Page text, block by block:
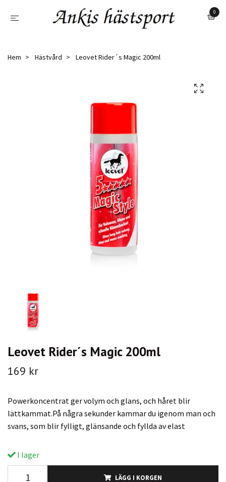
0
Hem Hästvård Leovet Rider´s Magic 200ml
Leovet Rider´s Magic 200ml
169 kr
Powerkoncentrat ger volym och glans, och håret blir
lättkammat.På några sekunder kammar du igenom man och
svans, som blir fylligt, glänsande och fyllda av elast
I lager
LÄGG I KORGEN